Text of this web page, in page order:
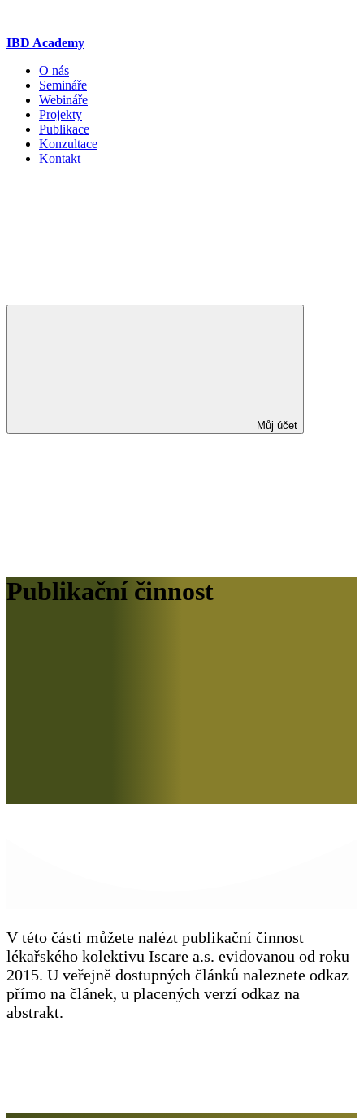
IBD Academy
O nás
Semináře
Webináře
Projekty
Publikace
Konzultace
Kontakt
Můj účet
Publikační činnost
V této části můžete nalézt publikační činnost
lékařského kolektivu Iscare a.s. evidovanou od roku
2015. U veřejně dostupných článků naleznete odkaz
přímo na článek, u placených verzí odkaz na
abstrakt.